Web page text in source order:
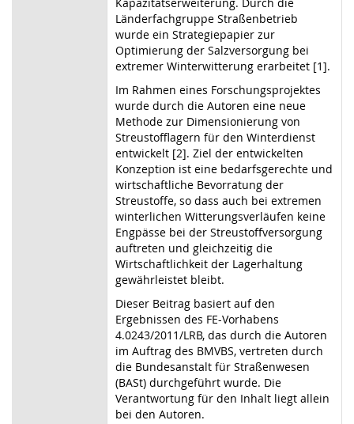
Länderfachgruppe Straßenbetrieb
wurde ein Strategiepapier zur
Optimierung der Salzversorgung bei
extremer Winterwitterung erarbeitet [1].
Im Rahmen eines Forschungsprojektes
wurde durch die Autoren eine neue
Methode zur Dimensionierung von
Streustofflagern für den Winterdienst
entwickelt [2]. Ziel der entwickelten
Konzeption ist eine bedarfsgerechte und
wirtschaftliche Bevorratung der
Streustoffe, so dass auch bei extremen
winterlichen Witterungsverläufen keine
Engpässe bei der Streustoffversorgung
auftreten und gleichzeitig die
Wirtschaftlichkeit der Lagerhaltung
gewährleistet bleibt.
Dieser Beitrag basiert auf den
Ergebnissen des FE-Vorhabens
4.0243/2011/LRB, das durch die Autoren
im Auftrag des BMVBS, vertreten durch
die Bundesanstalt für Straßenwesen
(BASt) durchgeführt wurde. Die
Verantwortung für den Inhalt liegt allein
bei den Autoren.